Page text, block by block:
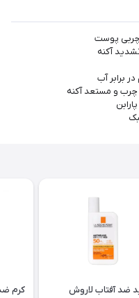
چربی پوست
آکنه
برابر آب
و مستعد آکنه
ضد آفتاب لاروش
کرم